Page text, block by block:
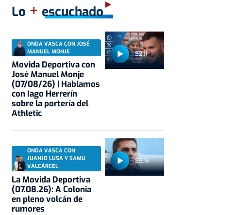
Lo + escuchado
52:11
ONDA VASCA CON JOSÉ
MANUEL MONJE
Movida Deportiva con
José Manuel Monje
(07/08/26) | Hablamos
con Iago Herrerín
sobre la portería del
Athletic
55:14
ONDA VASCA CON
JUANJO LUSA Y SAMU
VALCÁRCEL
La Movida Deportiva
(07.08.26): A Colonia
en pleno volcán de
rumores